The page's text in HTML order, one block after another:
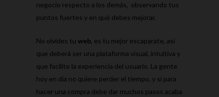
negocio respecto a los demás, observando tus
puntos fuertes y en qué debes mejorar.
No olvides tu web, es tu mejor escaparate, así
que deberá ser una plataforma visual, intuitiva y
que facilite la experiencia del usuario. La gente
hoy en día no quiere perder el tiempo, y si para
hacer una compra debe dar muchos pasos acaba